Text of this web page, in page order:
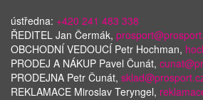
ústředna: +420 241 483 338
ŘEDITEL Jan Čermák,
OBCHODNÍ VEDOUCÍ Petr Hochman,
PRODEJ A NÁKUP Pavel Čunát,
PRODEJNA Petr Čunát,
REKLAMACE Miroslav Teryngel,